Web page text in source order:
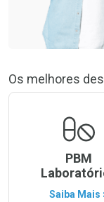
Os melhores
PBM
Saiba Mais